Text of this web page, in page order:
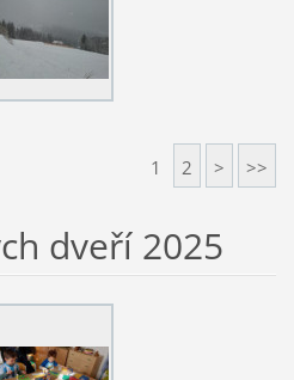
1 2 > >>
dveří 2025